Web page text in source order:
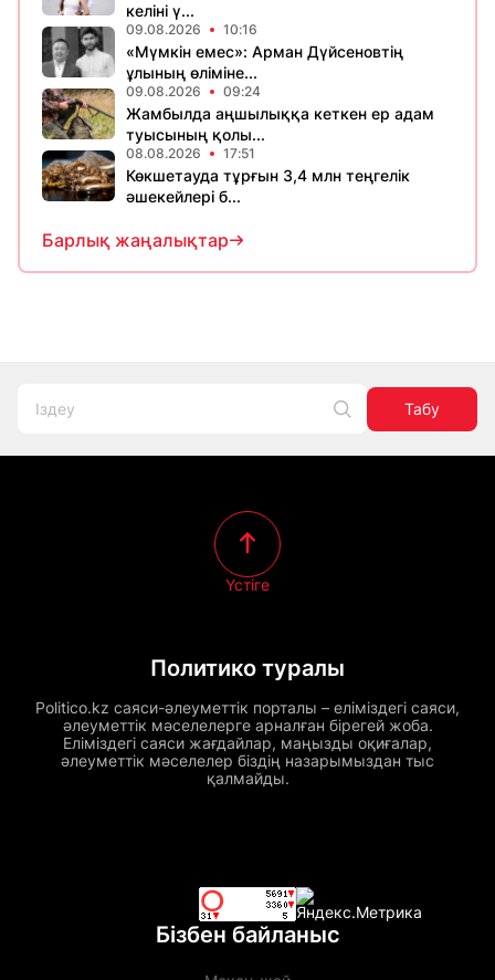
келіні ү...
09.08.2026 10:16
«Мүмкін емес»: Арман Дүйсеновтің
ұлының өліміне...
09.08.2026 09:24
Жамбылда аңшылыққа кеткен ер адам
туысының қолы...
08.08.2026 17:51
Көкшетауда тұрғын 3,4 млн теңгелік
әшекейлері б...
Барлық жаңалықтар
Табу
Политико туралы
Politico.kz саяси-әлеуметтік порталы – еліміздегі саяси,
әлеуметтік мәселелерге арналған бірегей жоба.
Еліміздегі саяси жағдайлар, маңызды оқиғалар,
әлеуметтік мәселелер біздің назарымыздан тыс
қалмайды.
Үстіге
Бізбен байланыс